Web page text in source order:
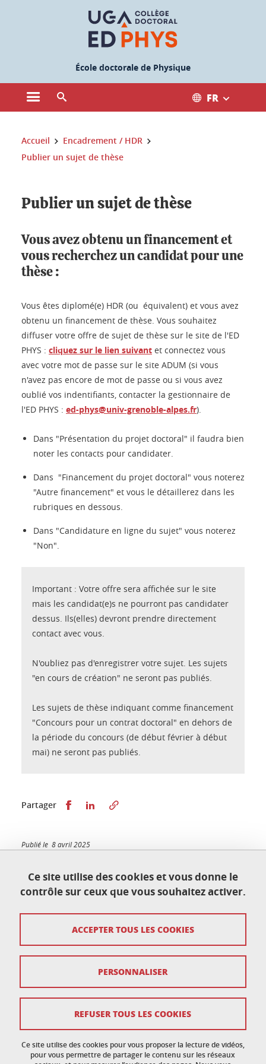
Ce site utilise des cookies et vous donne le
contrôle sur ceux que vous souhaitez activer.
Ce site utilise des cookies pour vous proposer la lecture de vidéos,
pour vous permettre de partager le contenu sur les réseaux
ACCEPTER TOUS LES COOKIES
REFUSER TOUS LES COOKIES
PERSONNALISER
École doctorale de Physique
Ouvrir le menu principal FR
Vous êtes ici :
Accueil
Encadrement / HDR
Publier un sujet de thèse
Publier un sujet de thèse
Vous avez obtenu un financement et
vous recherchez un candidat pour une
thèse :
Vous êtes diplomé(e) HDR (ou équivalent) et vous avez
obtenu un financement de thèse. Vous souhaitez
diffuser votre offre de sujet de thèse sur le site de l'ED
PHYS : cliquez sur le lien suivant et connectez vous
avec votre mot de passe sur le site ADUM (si vous
n'avez pas encore de mot de passe ou si vous avez
oublié vos indentifiants, contacter la gestionnaire de
l'ED PHYS : ed-phys@univ-grenoble-alpes.fr).
Dans "Présentation du projet doctoral" il faudra bien
noter les contacts pour candidater.
Dans "Financement du projet doctoral" vous noterez
"Autre financement" et vous le détaillerez dans les
rubriques en dessous.
Dans "Candidature en ligne du sujet" vous noterez
"Non".
Important : Votre offre sera affichée sur le site
mais les candidat(e)s ne pourront pas candidater
dessus. Ils(elles) devront prendre directement
contact avec vous.
N'oubliez pas d'enregistrer votre sujet. Les sujets
"en cours de création" ne seront pas publiés.
Les sujets de thèse indiquant comme financement
"Concours pour un contrat doctoral" en dehors de
la période du concours (de début février à début
mai) ne seront pas publiés.
Partager Partager sur Facebook
Partager sur LinkedIn
Publié le 8 avril 2025
Maison du doctorat Jean Kuntzmann
110 rue de la Chimie 38400 Saint-Martin-d'Hères
France
Données personnelles
Crédits